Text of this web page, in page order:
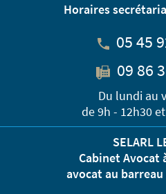
Horaires
05 45
09 86
Du lundi au
de 9h - 12h30
SELARL
Cabinet Avocat
avocat au